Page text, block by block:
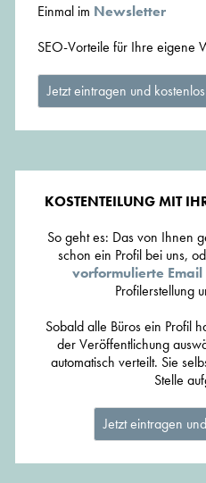
Einmal im Newsletter
SEO-Vorteile für Ihre eigene
Jetzt eintragen und
KOSTENTEILUNG MIT
So geht es: Das von Ihnen
schon ein Profil bei uns,
vorformulierte Email
Profilerstellung
Sobald alle Büros ein Profil
der Veröffentlichung
automatisch verteilt. Sie
Stelle
Jetzt eintragen